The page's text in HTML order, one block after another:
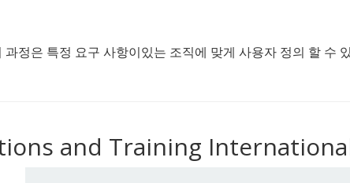
정은 특정 요구 사항이있는 조직에 맞게 사용자 정의 할 수
and Training